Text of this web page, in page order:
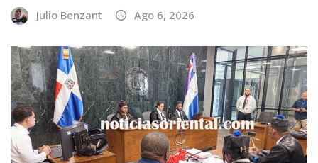
Julio Benzant Ago 6, 2026